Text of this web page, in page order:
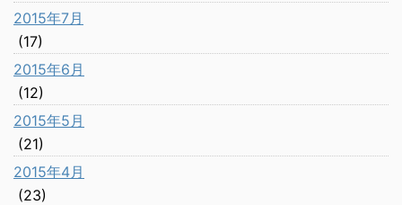
2015年7月
(17)
2015年6月
(12)
2015年5月
(21)
2015年4月
(23)